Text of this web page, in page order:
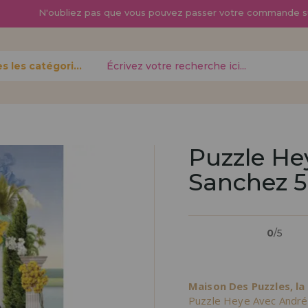
N'oubliez pas que vous pouvez passer votre commande
Je veux
distribution.
Toutes les catégories
Puzzle
Sanchez
0/5
Maison Des Puzzles,
Puzzle Heye Avec